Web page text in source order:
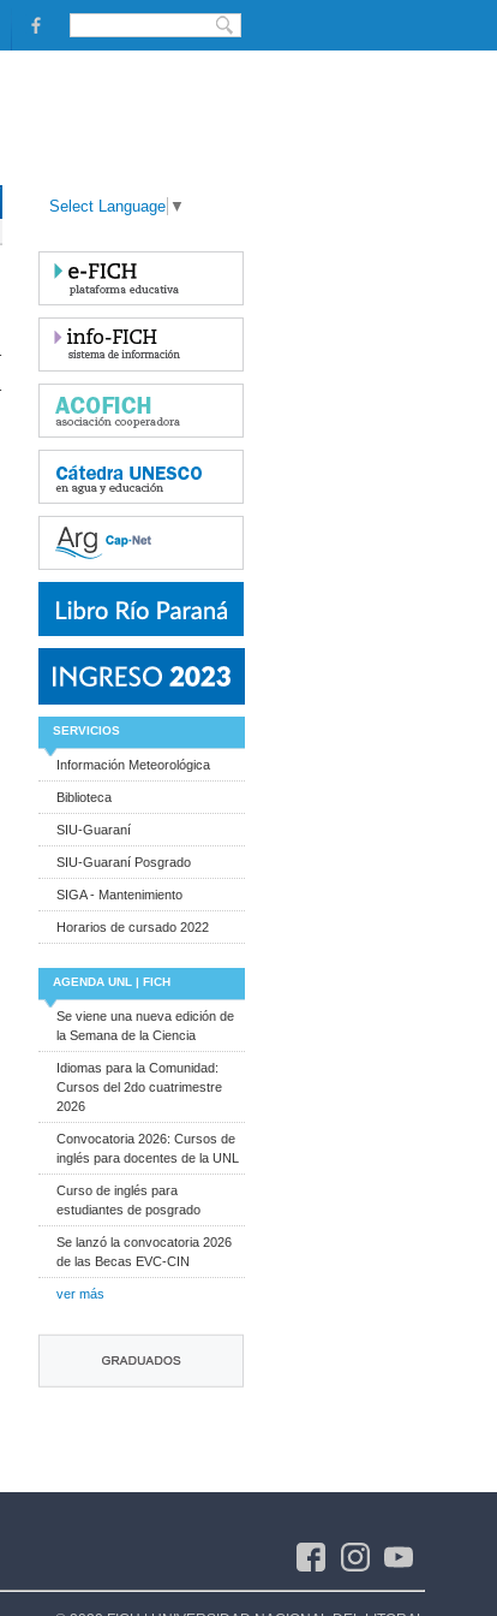
Select Language ▼
SERVICIOS
Información Meteorológica
Biblioteca
SIU-Guaraní
SIU-Guaraní Posgrado
SIGA - Mantenimiento
Horarios de cursado 2022
AGENDA UNL | FICH
Se viene una nueva edición de
la Semana de la Ciencia
Idiomas para la Comunidad:
Cursos del 2do cuatrimestre
2026
Convocatoria 2026: Cursos de
inglés para docentes de la UNL
Curso de inglés para
estudiantes de posgrado
Se lanzó la convocatoria 2026
de las Becas EVC-CIN
ver más